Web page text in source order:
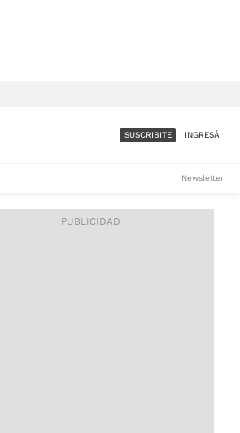
ACCESO FULL - $1.800/MES
SUSCRIBITE INGRESÁ
Newsletter